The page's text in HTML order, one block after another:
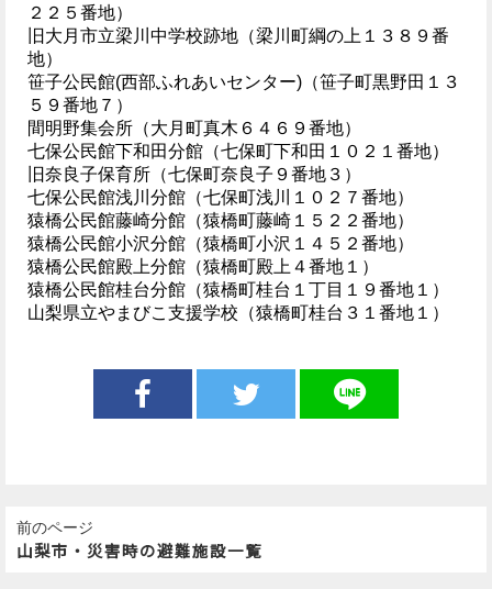
２２５番地）
旧大月市立梁川中学校跡地（梁川町綱の上１３８９番
地）
笹子公民館(西部ふれあいセンター)（笹子町黒野田１３
５９番地７）
間明野集会所（大月町真木６４６９番地）
七保公民館下和田分館（七保町下和田１０２１番地）
旧奈良子保育所（七保町奈良子９番地３）
七保公民館浅川分館（七保町浅川１０２７番地）
猿橋公民館藤崎分館（猿橋町藤崎１５２２番地）
猿橋公民館小沢分館（猿橋町小沢１４５２番地）
猿橋公民館殿上分館（猿橋町殿上４番地１）
猿橋公民館桂台分館（猿橋町桂台１丁目１９番地１）
山梨県立やまびこ支援学校（猿橋町桂台３１番地１）
前のページ
山梨市・災害時の避難施設一覧